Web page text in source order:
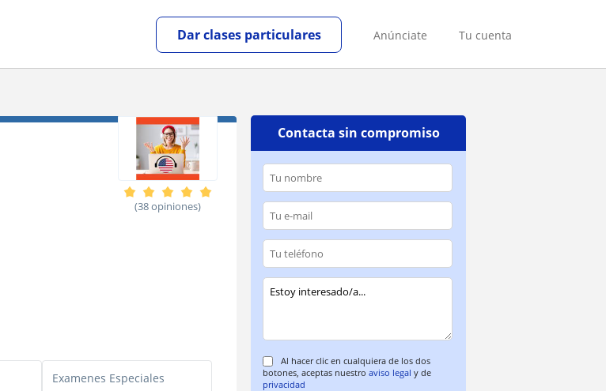
Anúnciate Tu cuenta
Dar clases particulares
(38 opiniones)
Examenes Especiales
Contacta sin compromiso
Al hacer clic en cualquiera de los dos
botones, aceptas nuestro aviso legal y de
privacidad